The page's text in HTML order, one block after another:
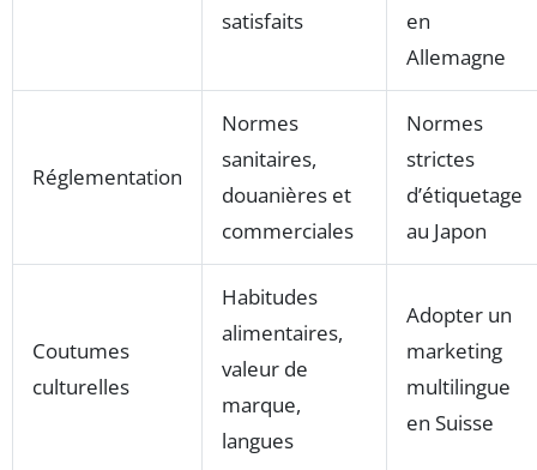
satisfaits
en
Allemagne
Réglementation
Normes
sanitaires,
douanières et
commerciales
Normes
strictes
d’étiquetage
au Japon
Coutumes
culturelles
Habitudes
alimentaires,
valeur de
marque,
langues
Adopter un
marketing
multilingue
en Suisse